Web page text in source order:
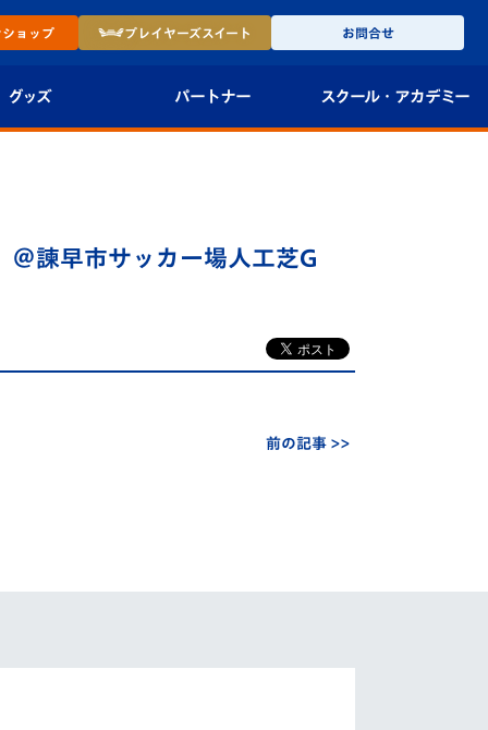
ショップ プレイヤーズスイート お問合せ
グッズ パートナー
法人限定 VIP BOX
スクール・ アカデミー
U-15
スクール
早市サッカー場人工芝G
前の記事 >>